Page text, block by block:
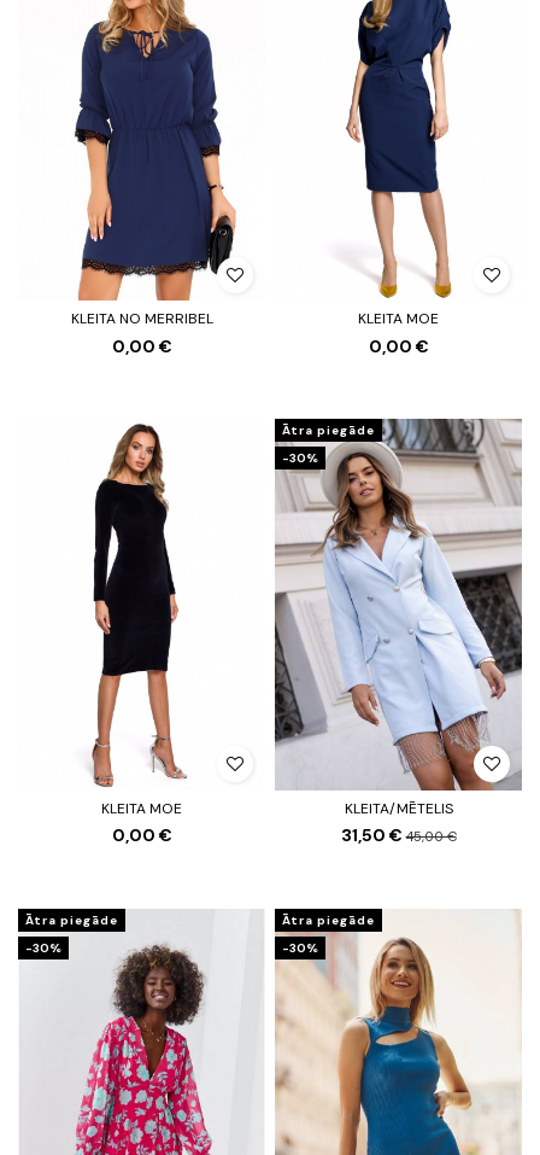
KLEITA NO MERRIBEL
0,00 €
KLEITA MOE
0,00 €
KLEITA MOE
0,00 €
Ātra piegāde
-30%
KLEITA/MĒTELIS
31,50 €45,00 €
Ātra piegāde
-30%
Ātra piegāde
-30%